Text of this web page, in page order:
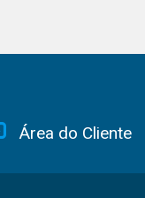
Área do Cliente